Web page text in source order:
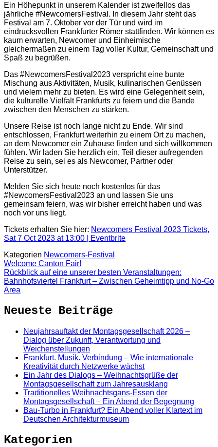
Ein Höhepunkt in unserem Kalender ist zweifellos das
jährliche #NewcomersFestival. In diesem Jahr steht das
Festival am 7. Oktober vor der Tür und wird im
eindrucksvollen Frankfurter Römer stattfinden. Wir können es
kaum erwarten, Newcomer und Einheimische
gleichermaßen zu einem Tag voller Kultur, Gemeinschaft und
Spaß zu begrüßen.
Das #NewcomersFestival2023 verspricht eine bunte
Mischung aus Aktivitäten, Musik, kulinarischen Genüssen
und vielem mehr zu bieten. Es wird eine Gelegenheit sein,
die kulturelle Vielfalt Frankfurts zu feiern und die Bande
zwischen den Menschen zu stärken.
Unsere Reise ist noch lange nicht zu Ende. Wir sind
entschlossen, Frankfurt weiterhin zu einem Ort zu machen,
an dem Newcomer ein Zuhause finden und sich willkommen
fühlen. Wir laden Sie herzlich ein, Teil dieser aufregenden
Reise zu sein, sei es als Newcomer, Partner oder
Unterstützer.
Melden Sie sich heute noch kostenlos für das
#NewcomersFestival2023 an und lassen Sie uns
gemeinsam feiern, was wir bisher erreicht haben und was
noch vor uns liegt.
Tickets erhalten Sie hier: Newcomers Festival 2023 Tickets,
Sat 7 Oct 2023 at 13:00 | Eventbrite
Kategorien Newcomers-Festival
Welcome Canton Fair!
Rückblick auf eine unserer besten Veranstaltungen:
Bahnhofsviertel Frankfurt – Zwischen Geheimtipp und No-Go
Area
Neueste Beiträge
Neujahrsauftakt der Montagsgesellschaft 2026 –
Dialog über Zukunft, Verantwortung und
Weichenstellungen
Frankfurt. Musik. Verbindung – Wie internationale
Kreativität durch Netzwerke wächst
Ein Jahr des Dialogs – Weihnachtsgrüße der
Montagsgesellschaft zum Jahresausklang
Traditionelles Weihnachtsgans-Essen der
Montagsgesellschaft – Ein Abend der Begegnung
Bau-Turbo in Frankfurt? Ein Abend voller Klartext im
Deutschen Architekturmuseum
Kategorien